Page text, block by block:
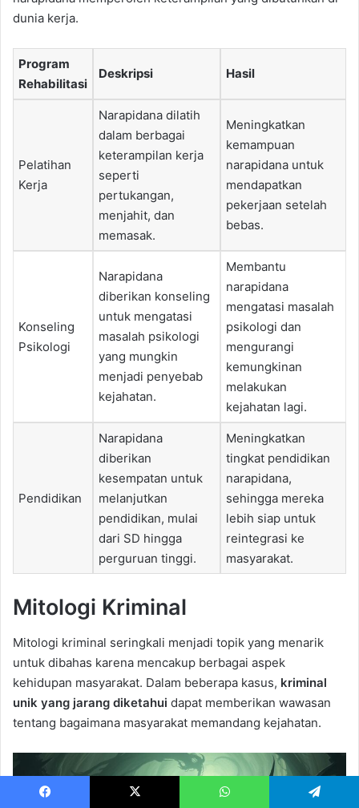
dunia kerja.
Program
Rehabilitasi
Deskripsi Hasil
Pelatihan
Kerja
Narapidana dilatih
dalam berbagai
keterampilan kerja
seperti
pertukangan,
menjahit, dan
memasak.
Meningkatkan
kemampuan
narapidana untuk
mendapatkan
pekerjaan setelah
bebas.
Konseling
Psikologi
Narapidana
diberikan konseling
untuk mengatasi
masalah psikologi
yang mungkin
menjadi penyebab
kejahatan.
Membantu
narapidana
mengatasi masalah
psikologi dan
mengurangi
kemungkinan
melakukan
kejahatan lagi.
Pendidikan
Narapidana
diberikan
kesempatan untuk
melanjutkan
pendidikan, mulai
dari SD hingga
perguruan tinggi.
Meningkatkan
tingkat pendidikan
narapidana,
sehingga mereka
lebih siap untuk
reintegrasi ke
masyarakat.
Mitologi Kriminal
Mitologi kriminal seringkali menjadi topik yang menarik
untuk dibahas karena mencakup berbagai aspek
kehidupan masyarakat. Dalam beberapa kasus, kriminal
unik yang jarang diketahui dapat memberikan wawasan
tentang bagaimana masyarakat memandang kejahatan.